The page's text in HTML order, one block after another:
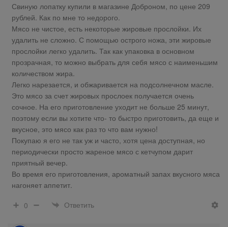
Свиную лопатку купили в магазине Доброном, по цене 209
рублей. Как по мне то недорого.
Мясо не чистое, есть некоторые жировые прослойки. Их
удалить не сложно. С помощью острого ножа, эти жировые
прослойки легко удалить. Так как упаковка в основном
прозрачная, то можно выбрать для себя мясо с наименьшим
количеством жира.
Легко нарезается, и обжаривается на подсолнечном масле.
Это мясо за счет жировых прослоек получается очень
сочное. На его приготовление уходит не больше 25 минут,
поэтому если вы хотите что- то быстро приготовить, да еще и
вкусное, это мясо как раз то что вам нужно!
Покупаю я его не так уж и часто, хотя цена доступная, но
периодически просто жареное мясо с кетчупом дарит
приятный вечер.
Во время его приготовления, ароматный запах вкусного мяса
нагоняет аппетит.
0
Ответить